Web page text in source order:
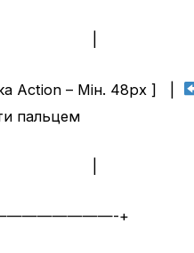
Action – Мін. 48px ] |
пальцем
+